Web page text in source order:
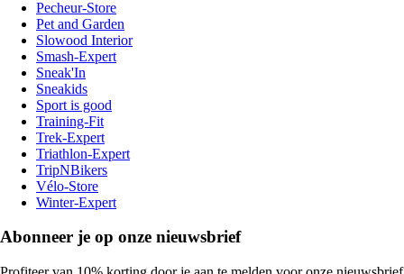
Pecheur-Store
Pet and Garden
Slowood Interior
Smash-Expert
Sneak'In
Sneakids
Sport is good
Training-Fit
Trek-Expert
Triathlon-Expert
TripNBikers
Vélo-Store
Winter-Expert
Abonneer je op onze nieuwsbrief